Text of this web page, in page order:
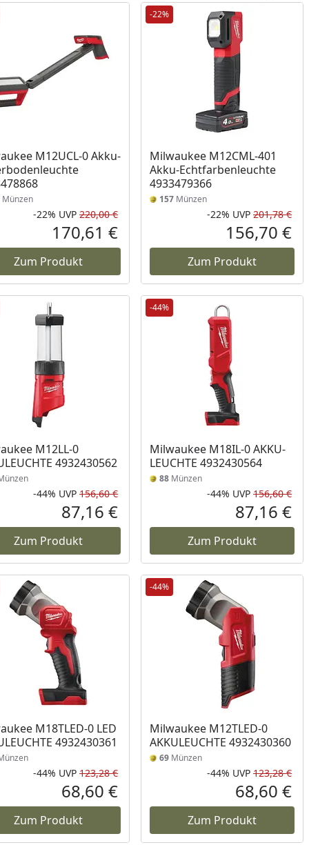
Preis
M12UCL-0 Akku-
Münzen
Rabatt in Prozent
-22%
Ursprünglicher Preis
UVP 220,00 €
Aktueller Preis
170,61 €
Zum Produkt
-22%
Milwaukee M12CML-401
Akku-Echtfarbenleuchte
4933479366
157 Münzen
-22% UVP 201,78 €
156,70 €
Zum Produkt
Preis
M12LL-0
4932430562
Rabatt in Prozent
-44%
Ursprünglicher Preis
UVP 156,60 €
Aktueller Preis
87,16 €
Zum Produkt
-44%
Milwaukee M18IL-0 AKKU-
LEUCHTE 4932430564
88 Münzen
-44% UVP 156,60 €
87,16 €
Zum Produkt
Preis
M18TLED-0 LED
4932430361
Rabatt in Prozent
-44%
Ursprünglicher Preis
UVP 123,28 €
Aktueller Preis
68,60 €
Zum Produkt
-44%
Milwaukee M12TLED-0
AKKULEUCHTE 4932430360
69 Münzen
-44% UVP 123,28 €
68,60 €
Zum Produkt